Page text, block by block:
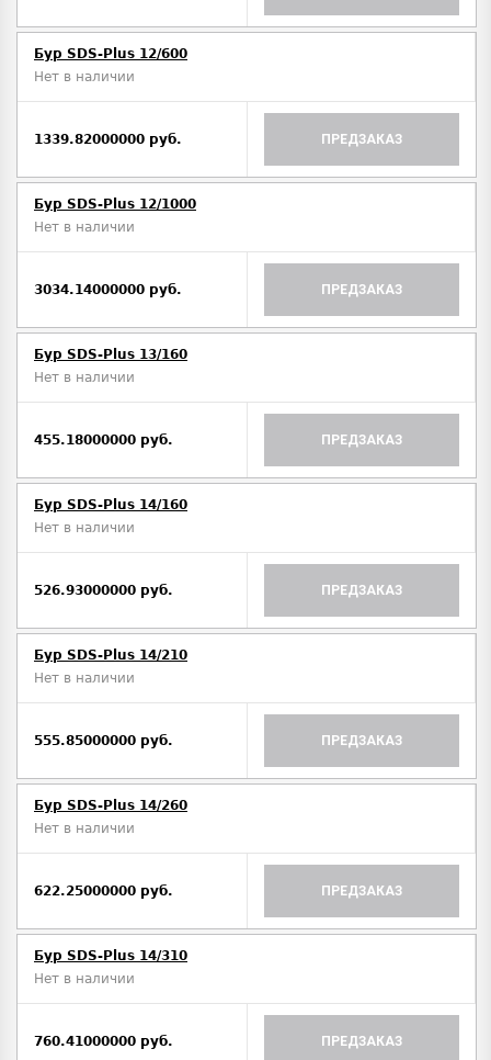
Бур SDS-Plus 12/600
Нет в наличии
1339.82000000 руб. ПРЕДЗАКАЗ
Бур SDS-Plus 12/1000
Нет в наличии
3034.14000000 руб. ПРЕДЗАКАЗ
Бур SDS-Plus 13/160
Нет в наличии
455.18000000 руб. ПРЕДЗАКАЗ
Бур SDS-Plus 14/160
Нет в наличии
526.93000000 руб. ПРЕДЗАКАЗ
Бур SDS-Plus 14/210
Нет в наличии
555.85000000 руб. ПРЕДЗАКАЗ
Бур SDS-Plus 14/260
Нет в наличии
622.25000000 руб. ПРЕДЗАКАЗ
Бур SDS-Plus 14/310
Нет в наличии
760.41000000 руб. ПРЕДЗАКАЗ